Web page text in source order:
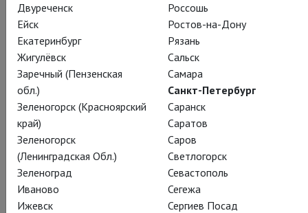
Уильям Шекспир
Укрощение
строптивого
Двуреченск
Ейск
Екатеринбург
Жигулёвск
Заречный (Пензенская
обл.)
Зеленогорск (Красноярский
край)
Зеленогорск
(Ленинградская Обл.)
Зеленоград
Иваново
Ижевск
Россошь
Ростов-на-Дону
Рязань
Сальск
Самара
Санкт-Петербург
Саранск
Саратов
Саров
Светлогорск
Севастополь
Сегежа
Сергиев Посад